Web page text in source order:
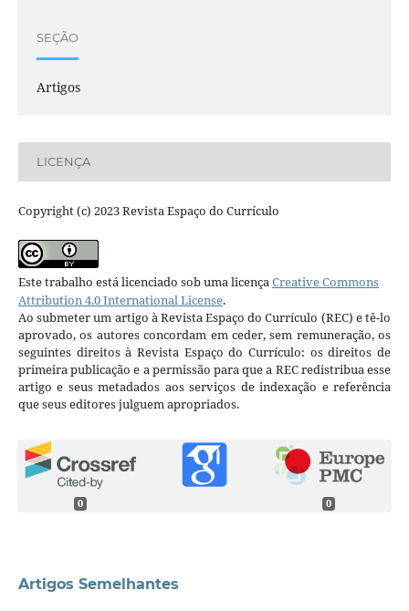
SEÇÃO
Artigos
LICENÇA
Copyright (c) 2023 Revista Espaço do Currículo
Este trabalho está licenciado sob uma licença Creative Commons
Attribution 4.0 International License.
Ao submeter um artigo à Revista Espaço do Currículo (REC) e tê-lo
aprovado, os autores concordam em ceder, sem remuneração, os
seguintes direitos à Revista Espaço do Currículo: os direitos de
primeira publicação e a permissão para que a REC redistribua esse
artigo e seus metadados aos serviços de indexação e referência
que seus editores julguem apropriados.
0 0
Artigos Semelhantes